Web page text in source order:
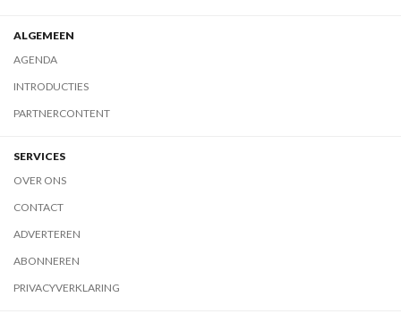
ALGEMEEN
AGENDA
INTRODUCTIES
PARTNERCONTENT
SERVICES
OVER ONS
CONTACT
ADVERTEREN
ABONNEREN
PRIVACYVERKLARING